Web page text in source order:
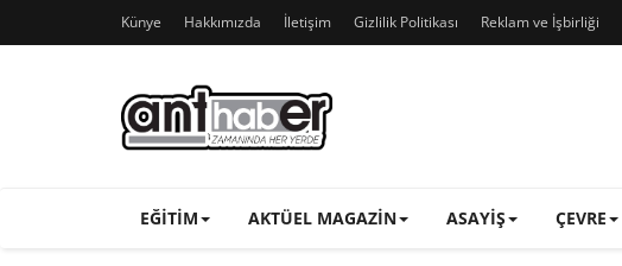
Künye Hakkımızda İletişim Gizlilik Politikası Reklam ve İşbirliği
EĞITIM AKTÜEL MAGAZIN ASAYIŞ ÇEVRE